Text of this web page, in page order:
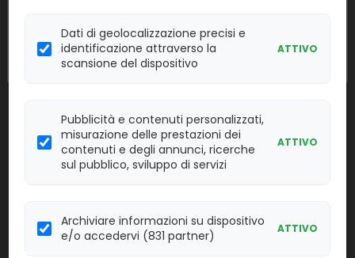
Confezione:
12x2ml
Linea:
IMM
BP303AProcalcitonina QC Livello 3
Effettua ilLOGINper acquistare.
Dati di geolocalizzazione precisi e
identificazione attraverso la
scansione del dispositivo
ATTIVO
Pubblicità e contenuti personalizzati,
misurazione delle prestazioni dei
contenuti e degli annunci, ricerche
sul pubblico, sviluppo di servizi
ATTIVO
Archiviare informazioni su dispositivo
e/o accedervi (831 partner)
ATTIVO
riprenderanno regolarmente
agosto.